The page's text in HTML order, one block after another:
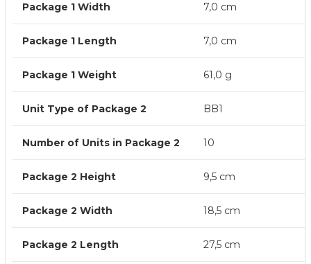
Package 1 Width 7,0 cm
Package 1 Length 7,0 cm
Package 1 Weight 61,0 g
Unit Type of Package 2 BB1
Number of Units in Package 2 10
Package 2 Height 9,5 cm
Package 2 Width 18,5 cm
Package 2 Length 27,5 cm